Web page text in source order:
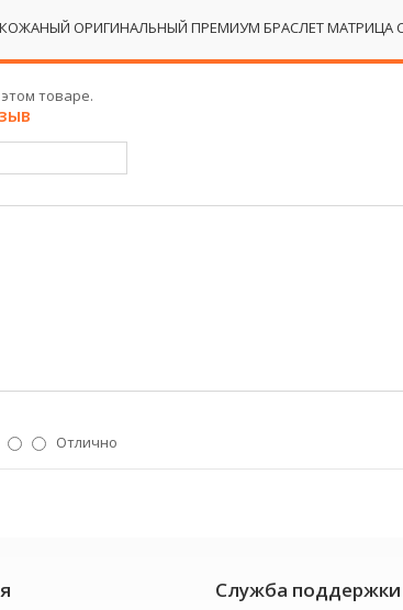
КОЖАНЫЙ ОРИГИНАЛЬНЫЙ ПРЕМИУМ БРАСЛЕТ МАТРИЦА
товаре.
Отлично
Служба поддержки